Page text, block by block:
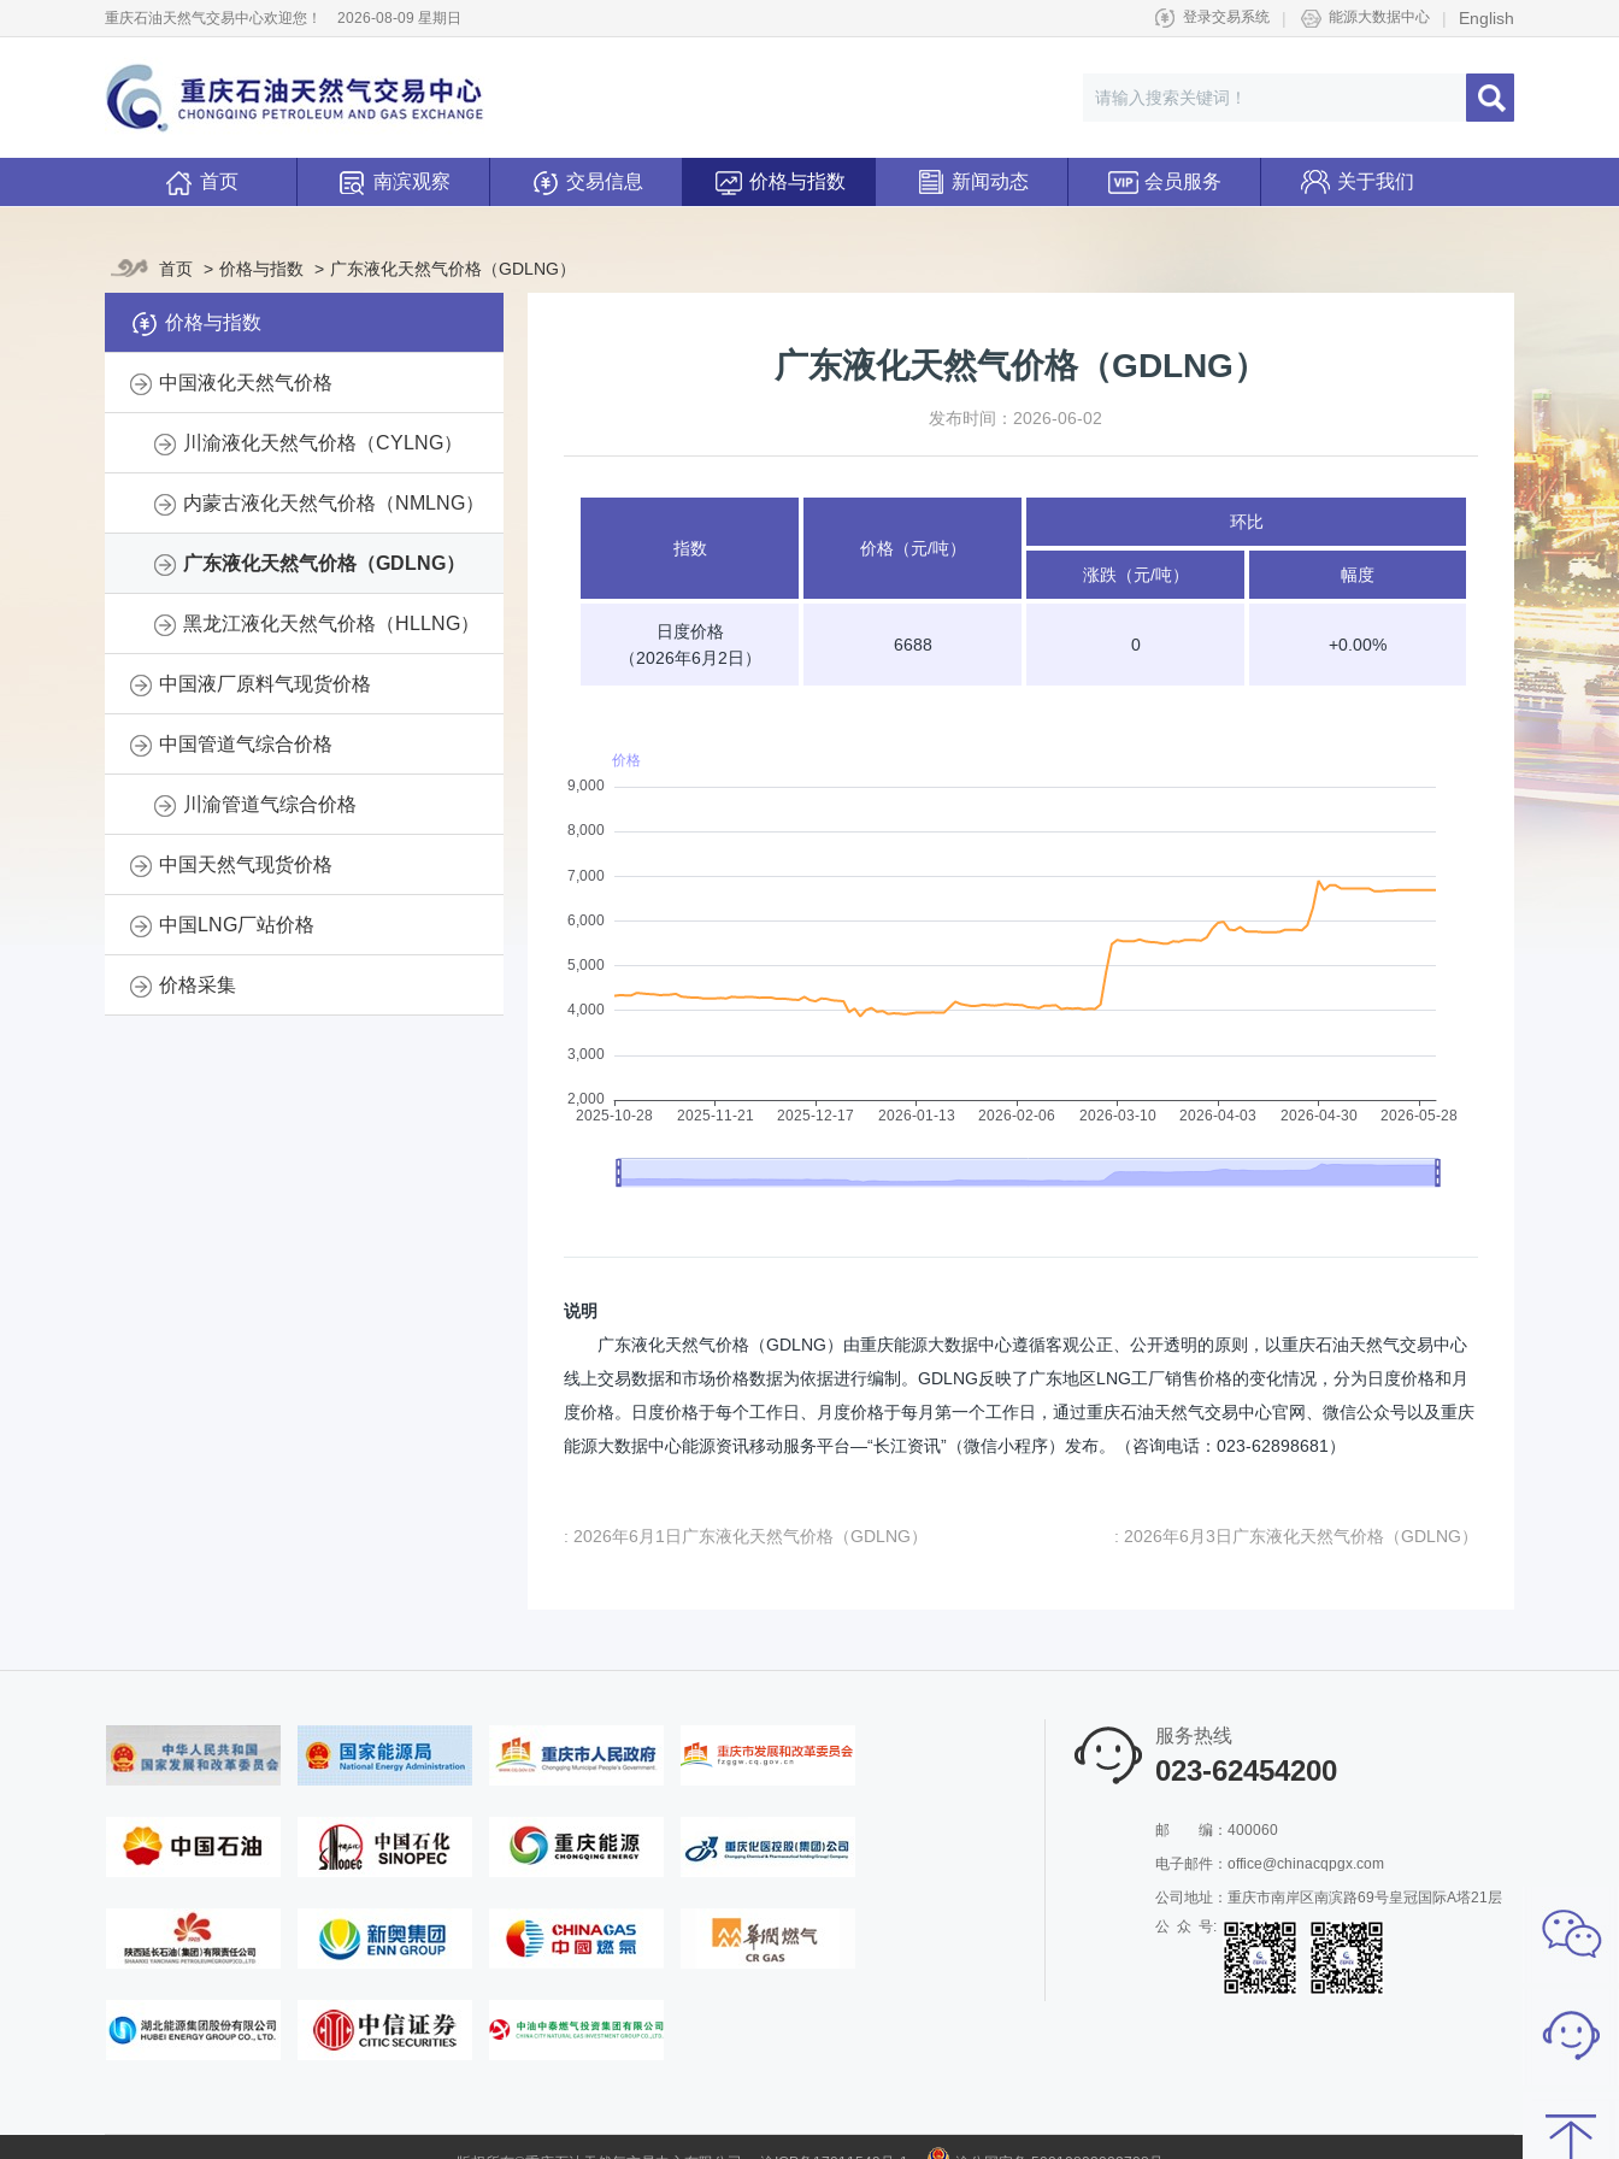
重庆石油天然气交易中心欢迎您！ 2026-08-09 星期日 登录交易系统 | 能源大数据中心 | English
首页 南滨观察 交易信息 价格与指数 新闻动态 会员服务 关于我们
首页 价格与指数 广东液化天然气价格（GDLNG）
价格与指数
中国液化天然气价格
川渝液化天然气价格（CYLNG）
内蒙古液化天然气价格（NMLNG）
广东液化天然气价格（GDLNG）
黑龙江液化天然气价格（HLLNG）
中国液厂原料气现货价格
中国管道气综合价格
川渝管道气综合价格
中国天然气现货价格
中国LNG厂站价格
价格采集
广东液化天然气价格（GDLNG）
发布时间：2026-06-02
指数 价格（元/吨）
环比
涨跌（元/吨） 幅度
日度价格
（2026年6月2日）
6688 0 +0.00%
说明
广东液化天然气价格（GDLNG）由重庆能源大数据中心遵循客观公正、公开透明的原则，以重庆石油天然气交易中心
线上交易数据和市场价格数据为依据进行编制。GDLNG反映了广东地区LNG工厂销售价格的变化情况，分为日度价格和月
度价格。日度价格于每个工作日、月度价格于每月第一个工作日，通过重庆石油天然气交易中心官网、微信公众号以及重庆
能源大数据中心能源资讯移动服务平台—“长江资讯”（微信小程序）发布。（咨询电话：023-62898681）
: 2026年6月1日广东液化天然气价格（GDLNG） : 2026年6月3日广东液化天然气价格（GDLNG）
服务热线
023-62454200
邮
编：400060
电子邮件：office@chinacqpgx.com
公司地址：重庆市南岸区南滨路69号皇冠国际A塔21层
公 众 号: